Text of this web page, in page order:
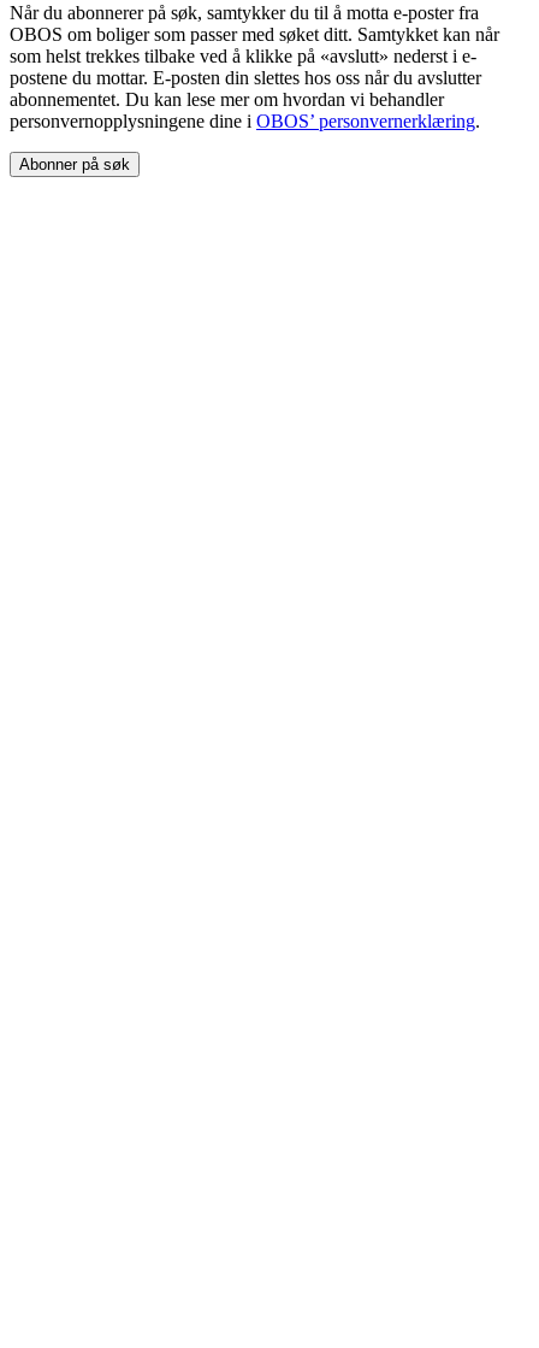
Når du abonnerer på søk, samtykker du til å motta e-poster fra
OBOS om boliger som passer med søket ditt. Samtykket kan når
som helst trekkes tilbake ved å klikke på «avslutt» nederst i e-
postene du mottar. E-posten din slettes hos oss når du avslutter
abonnementet. Du kan lese mer om hvordan vi behandler
personvernopplysningene dine i OBOS’ personvernerklæring.
Abonner på søk